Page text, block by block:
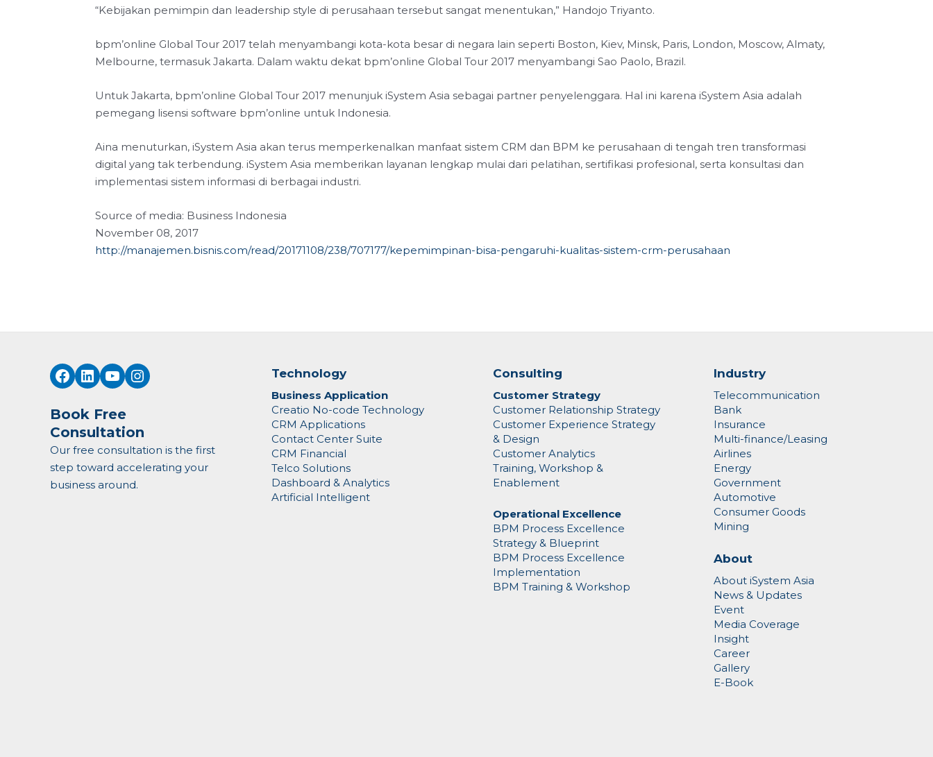
“Kebijakan pemimpin dan leadership style di perusahaan tersebut sangat menentukan,” Handojo Triyanto.
bpm’online Global Tour 2017 telah menyambangi kota-kota besar di negara lain seperti Boston, Kiev, Minsk, Paris, London, Moscow, Almaty,
Melbourne, termasuk Jakarta. Dalam waktu dekat bpm’online Global Tour 2017 menyambangi Sao Paolo, Brazil.
Untuk Jakarta, bpm’online Global Tour 2017 menunjuk iSystem Asia sebagai partner penyelenggara. Hal ini karena iSystem Asia adalah
pemegang lisensi software bpm’online untuk Indonesia.
Aina menuturkan, iSystem Asia akan terus memperkenalkan manfaat sistem CRM dan BPM ke perusahaan di tengah tren transformasi
digital yang tak terbendung. iSystem Asia memberikan layanan lengkap mulai dari pelatihan, sertifikasi profesional, serta konsultasi dan
implementasi sistem informasi di berbagai industri.
Source of media: Business Indonesia
November 08, 2017
http://manajemen.bisnis.com/read/20171108/238/707177/kepemimpinan-bisa-pengaruhi-kualitas-sistem-crm-perusahaan
Facebook
LinkedIn
YouTube
Instagram
Book Free
Consultation
Our free consultation is the first
step toward accelerating your
business around.
Technology
Business Application
Creatio No-code Technology
CRM Applications
Contact Center Suite
CRM Financial
Telco Solutions
Dashboard & Analytics
Artificial Intelligent
Consulting
Customer Strategy
Customer Relationship Strategy
Customer Experience Strategy
& Design
Customer Analytics
Training, Workshop &
Enablement
Operational Excellence
BPM Process Excellence
Strategy & Blueprint
BPM Process Excellence
Implementation
BPM Training & Workshop
Industry
Telecommunication
Bank
Insurance
Multi-finance/Leasing
Airlines
Energy
Government
Automotive
Consumer Goods
Mining
About
About iSystem Asia
News & Updates
Event
Media Coverage
Insight
Career
Gallery
E-Book